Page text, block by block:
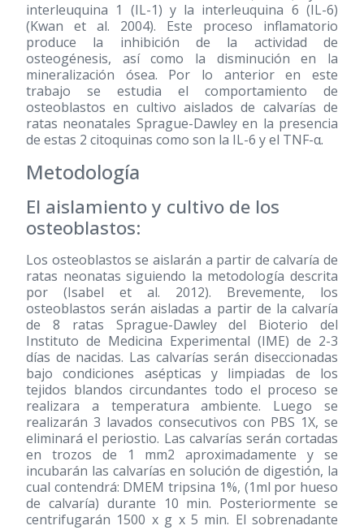
interleuquina 1 (IL-1) y la interleuquina 6 (IL-6)
(Kwan et al. 2004). Este proceso inflamatorio
produce la inhibición de la actividad de
osteogénesis, así como la disminución en la
mineralización ósea. Por lo anterior en este
trabajo se estudia el comportamiento de
osteoblastos en cultivo aislados de calvarías de
ratas neonatales Sprague-Dawley en la presencia
de estas 2 citoquinas como son la IL-6 y el TNF-α.
Metodología
El aislamiento y cultivo de los
osteoblastos:
Los osteoblastos se aislarán a partir de calvaría de
ratas neonatas siguiendo la metodología descrita
por (Isabel et al. 2012). Brevemente, los
osteoblastos serán aisladas a partir de la calvaría
de 8 ratas Sprague-Dawley del Bioterio del
Instituto de Medicina Experimental (IME) de 2-3
días de nacidas. Las calvarías serán diseccionadas
bajo condiciones asépticas y limpiadas de los
tejidos blandos circundantes todo el proceso se
realizara a temperatura ambiente. Luego se
realizarán 3 lavados consecutivos con PBS 1X, se
eliminará el periostio. Las calvarías serán cortadas
en trozos de 1 mm2 aproximadamente y se
incubarán las calvarías en solución de digestión, la
cual contendrá: DMEM tripsina 1%, (1ml por hueso
de calvaría) durante 10 min. Posteriormente se
centrifugarán 1500 x g x 5 min. El sobrenadante